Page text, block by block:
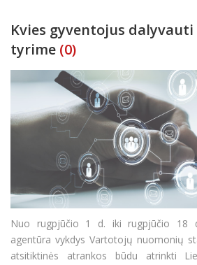
Kvies gyventojus
tyrime (0)
Nuo rugpjūčio 1 d. iki rugpjūčio 18
agentūra vykdys Vartotojų nuomonių
atsitiktinės atrankos būdu atrinkti